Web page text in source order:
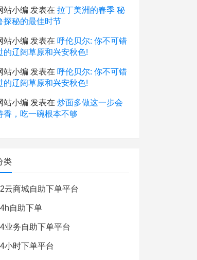
站小编 发表在 拉丁美洲的春季 秘
探秘的最佳时节
站小编 发表在 呼伦贝尔: 你不可错
的辽阔草原和兴安秋色!
站小编 发表在 呼伦贝尔: 你不可错
的辽阔草原和兴安秋色!
站小编 发表在 炒面多做这一步会
香，吃一碗根本不够
类
云商城自助下单平台
自助下单
业务自助下单平台
小时下单平台